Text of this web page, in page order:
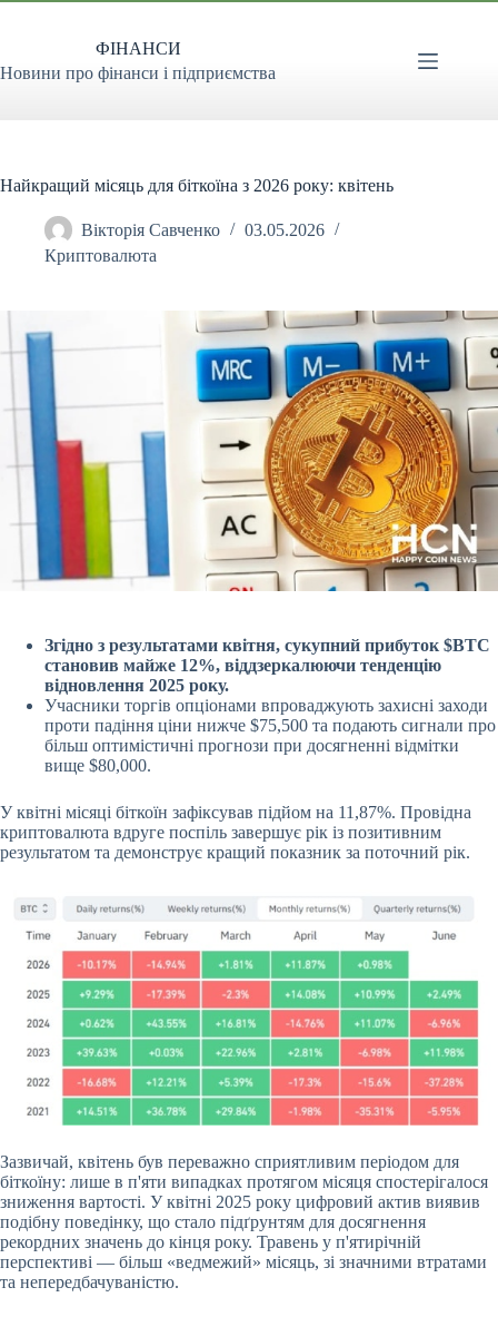
Перейти
ФІНАНСИ
Новини про фінанси і підприємства
Найкращий місяць для біткоїна з 2026 року: квітень
Вікторія Савченко
03.05.2026
Криптовалюта
Згідно з результатами квітня, сукупний прибуток $BTC
становив майже 12%, віддзеркалюючи тенденцію
відновлення 2025 року.
Учасники торгів опціонами впроваджують захисні заходи
проти падіння ціни нижче $75,500 та подають сигнали про
більш оптимістичні прогнози при досягненні відмітки
вище $80,000.
У квітні місяці біткоїн зафіксував підйом на 11,87%. Провідна
криптовалюта вдруге поспіль завершує рік із позитивним
результатом та демонструє кращий показник за поточний рік.
Зазвичай, квітень був переважно сприятливим періодом для
біткоїну: лише в п'яти випадках протягом місяця спостерігалося
зниження вартості. У квітні 2025 року цифровий актив виявив
подібну поведінку, що стало підґрунтям для досягнення
рекордних значень до кінця року. Травень у п'ятирічній
перспективі — більш «ведмежий» місяць, зі значними втратами
та непередбачуваністю.